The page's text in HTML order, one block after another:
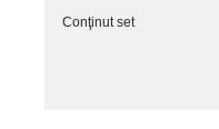
Conţinut set